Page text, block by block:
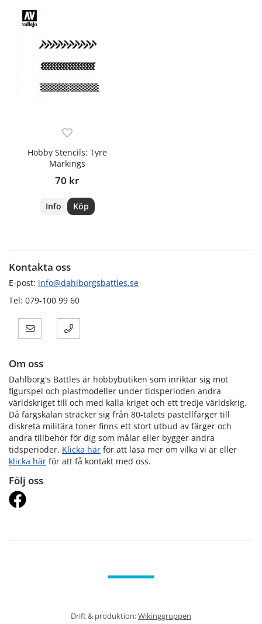
Hobby Stencils: Tyre
Markings
70 kr
Info Köp
Kontakta oss
E-post: info@dahlborgsbattles.se
Tel: 079-100 99 60
Om oss
Dahlborg's Battles är hobbybutiken som inriktar sig mot
figurspel och plastmodeller under tidsperioden andra
världskriget till och med kalla kriget och ett tredje världskrig.
Då färgskalan sträcker sig från 80-talets pastellfärger till
diskreta militära toner finns ett stort utbud av färger och
andra tillbehör för dig som målar eller bygger andra
tidsperioder. Klicka här för att läsa mer om vilka vi är eller
klicka här för att få kontakt med oss.
Följ oss
Drift & produktion:Wikinggruppen